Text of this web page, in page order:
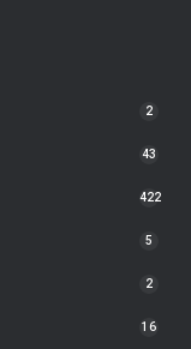
2
43
422
5
2
16